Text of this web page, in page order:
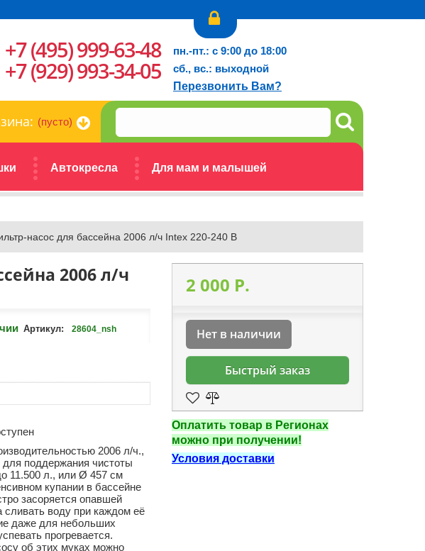
(пусто)
Автокресла Для мам и малышей
+7 (495) 999-63-48
+7 (929) 993-34-05
пн.-пт.: с 9:00 до 18:00
сб., вс.: выходной
Перезвонить Вам?
насос для бассейна 2006 л/ч Intex 220-240 В
2006 л/ч
Артикул: 28604_nsh
2006 л/ч.,
поддержания чистоты
11.500 л., или Ø 457 см
купании в бассейне
засоряется опавшей
воду при каждом её
даже для небольших
прогревается.
об этих муках можно
2 000 P.
Нет в наличии
Быстрый заказ
Оплатить товар в Регионах
можно при получении!
Условия доставки